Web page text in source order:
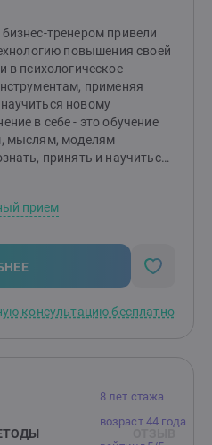
мной:Комфортно
в себя
Вы ищите психолога,
решать поставленные
на консультациюРаботаю
18+
тренером привели
повышения своей
в психологическое
применяя
новому
в себе - это обучение
мыслям, моделям
принять и научиться -
время могу
глубины и работать на
если он не хочет
прием
консультацию бесплатно
8 лет стажа
возраст 44 года